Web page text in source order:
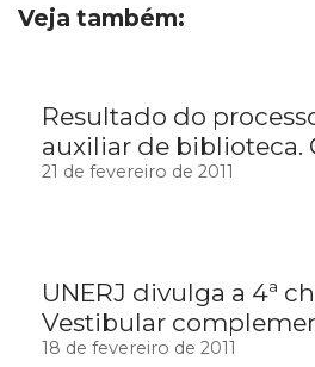
Veja também:
Resultado do
auxiliar de biblioteca.
21 de fevereiro de 2011
UNERJ divulga a 4ª
Vestibular
18 de fevereiro de 2011